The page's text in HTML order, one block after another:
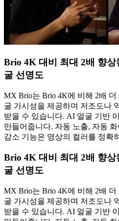
Brio 4K 대비 최대 2배 향상
굴 선명도
MX Brio는 Brio 4K에 비해 2배
굴 가시성을 제공하며 저조도나
받을 수 있습니다. AI 얼굴 기반
만들어줍니다. 자동 노출, 자동
감소 기능은 영상의 컬러를 정확
Brio 4K 대비 최대 2배 향상
굴 선명도
MX Brio는 Brio 4K에 비해 2배
굴 가시성을 제공하며 저조도나
받을 수 있습니다. AI 얼굴 기반